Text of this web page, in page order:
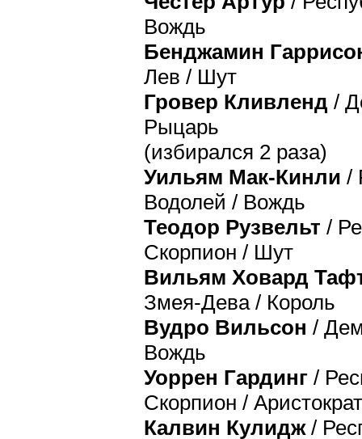
Вождь
Бенджамин
Лев / Шут
Гровер Кливленд /
Рыцарь
(избирался 2 раза)
Уильям Мак-Кинли /
Водолей / Вождь
Теодор Рузвельт /
Скорпион / Шут
Вильям Ховард
Змея-Дева / Король
Вудро Вильсон /
Вождь
Уоррен Гардинг /
Скорпион / Аристократ
Калвин Кулидж/